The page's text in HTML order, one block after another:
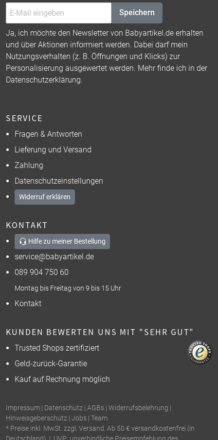
Speichern
Ja, ich möchte den Newsletter von Babyartikel.de erhalten
und über Aktionen informiert werden. Dabei darf mein
Nutzungsverhalten (z. B. Öffnungen und Klicks) zur
Personalisierung ausgewertet werden. Mehr finde ich in der
Datenschutzerklärung.
SERVICE
Fragen & Antworten
Lieferung und Versand
Zahlung
Datenschutzeinstellungen
Widerruf erklären
KONTAKT
Hilfe zu meiner Bestellung
service@babyartikel.de
089 904 750 60
Montag bis Freitag von 9 bis 15 Uhr
Kontakt
KUNDEN BEWERTEN UNS MIT "SEHR GUT"
Trusted Shops zertifiziert
Geld-zurück-Garantie
Kauf auf Rechnung möglich
Impressum | Datenschutz | AGBs | Widerrufsbelehrung |
Hinweisgeberschutz | Jobs | Team
* Preise inkl. MwSt. zzgl. Versand. Ab 50 € versandkostenfrei (in